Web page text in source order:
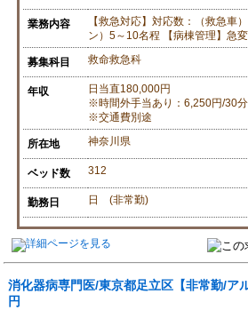
業務内容
【救急対応】対応数：（救急車
ン）5～10名程 【病棟管理】急
募集科目 救命救急科
年収
日当直180,000円
※時間外手当あり：6,250円/30分
※交通費別途
所在地 神奈川県
ベッド数 312
勤務日 日 (非常勤)
消化器病専門医/東京都足立区【非常勤/ア
円